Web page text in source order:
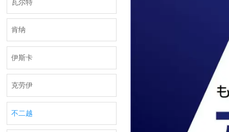
瓦尔特
肯纳
伊斯卡
克劳伊
不二越